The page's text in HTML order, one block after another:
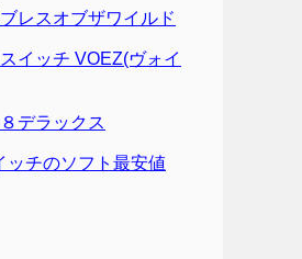
レスオブザワイルド
イッチ VOEZ(ヴォイ
デラックス
ッチのソフト最安値